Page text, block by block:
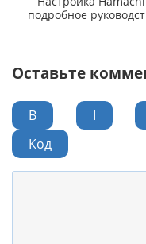
подробное
Оставьте
B I
Код